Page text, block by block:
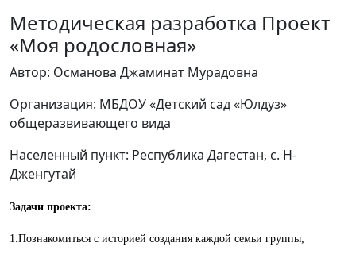
Методическая разработка Проект
«Моя родословная»
Автор: Османова Джаминат Мурадовна
Организация: МБДОУ «Детский сад «Юлдуз»
общеразвивающего вида
Населенный пункт: Республика Дагестан, с. Н-
Дженгутай
Задачи проекта:
1.Познакомиться с историей создания каждой семьи группы;